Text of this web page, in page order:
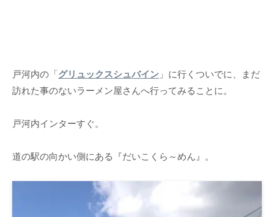
戸河内の「グリュックスシュバイン 」に行くついでに、まだ
訪れた事のないラーメン屋さんへ行ってみることに。
戸河内インターすぐ。
道の駅の向かい側にある『だいこくら～めん』。